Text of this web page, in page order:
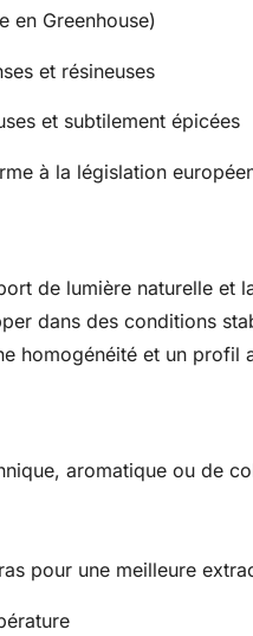
en Greenhouse)
et résineuses
et subtilement épicées
à la législation
de lumière naturelle et
dans des conditions
homogénéité et un profil
aromatique ou de
pour une meilleure